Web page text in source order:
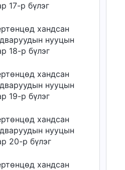
17-р бүлэг
хандсан
нууцын
18-р бүлэг
хандсан
нууцын
19-р бүлэг
хандсан
нууцын
20-р бүлэг
хандсан